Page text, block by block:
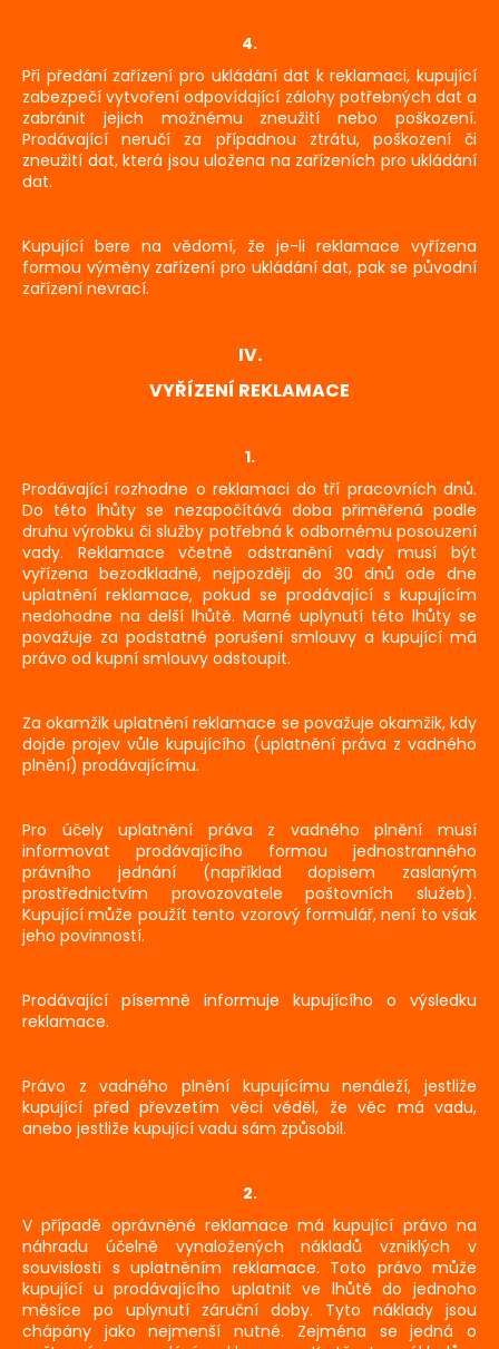
4.
Při předání zařízení pro ukládání dat k reklamaci, kupující
zabezpečí vytvoření odpovídající zálohy potřebných dat a
zabránit jejich možnému zneužití nebo poškození.
Prodávající neručí za případnou ztrátu, poškození či
zneužití dat, která jsou uložena na zařízeních pro ukládání
dat.
Kupující bere na vědomí, že je-li reklamace vyřízena
formou výměny zařízení pro ukládání dat, pak se původní
zařízení nevrací.
IV.
VYŘÍZENÍ REKLAMACE
1.
Prodávající rozhodne o reklamaci do tří pracovních dnů.
Do této lhůty se nezapočítává doba přiměřená podle
druhu výrobku či služby potřebná k odbornému posouzení
vady. Reklamace včetně odstranění vady musí být
vyřízena bezodkladně, nejpozději do 30 dnů ode dne
uplatnění reklamace, pokud se prodávající s kupujícím
nedohodne na delší lhůtě. Marné uplynutí této lhůty se
považuje za podstatné porušení smlouvy a kupující má
právo od kupní smlouvy odstoupit.
Za okamžik uplatnění reklamace se považuje okamžik, kdy
dojde projev vůle kupujícího (uplatnění práva z vadného
plnění) prodávajícímu.
Pro účely uplatnění práva z vadného plnění musí
informovat prodávajícího formou jednostranného
právního jednání (například dopisem zaslaným
prostřednictvím provozovatele poštovních služeb).
Kupující může použít tento vzorový formulář, není to však
jeho povinností.
Prodávající písemně informuje kupujícího o výsledku
reklamace.
Právo z vadného plnění kupujícímu nenáleží, jestliže
kupující před převzetím věci věděl, že věc má vadu,
anebo jestliže kupující vadu sám způsobil.
2.
V případě oprávněné reklamace má kupující právo na
náhradu účelně vynaložených nákladů vzniklých v
souvislosti s uplatněním reklamace. Toto právo může
kupující u prodávajícího uplatnit ve lhůtě do jednoho
měsíce po uplynutí záruční doby. Tyto náklady jsou
chápány jako nejmenší nutné. Zejména se jedná o